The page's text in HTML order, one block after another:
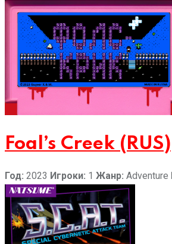
Foal’s Creek (RUS)
Год: 2023 Игроки: 1 Жанр: Adventure